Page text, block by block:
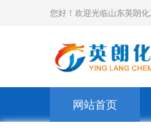
您好！欢迎光临山东英朗
网站首页